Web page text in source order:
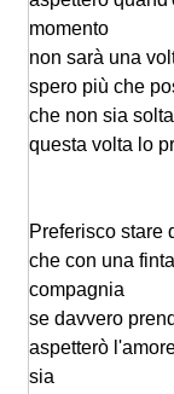
momento
non sarà una
spero più che
che non sia
questa volta lo
Preferisco stare
che con una finta
compagnia
se davvero
aspetterò
sia